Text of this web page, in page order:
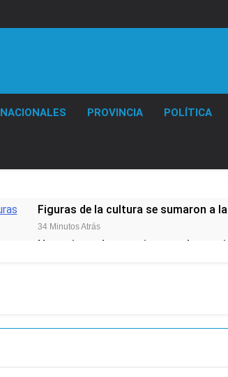
NACIONALES PROVINCIA POLÍTICA
Figuras de la cultura se sumaron a
34 Minutos Atrás
Nueva jornada negativa para los
Día Internacional de la Cerveza: los
El frío polar se instala en Buenos